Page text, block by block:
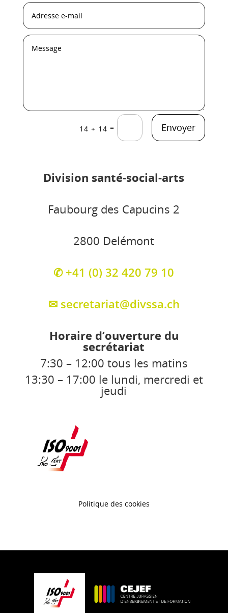
14 + 14 = Envoyer
Division santé-social-arts
Faubourg des Capucins 2
2800 Delémont
✆ +41 (0) 32 420 79 10
✉ secretariat@divssa.ch
Horaire d’ouverture du
secrétariat
7:30 – 12:00 tous les matins
13:30 – 17:00 le lundi, mercredi et
jeudi
Politique des cookies